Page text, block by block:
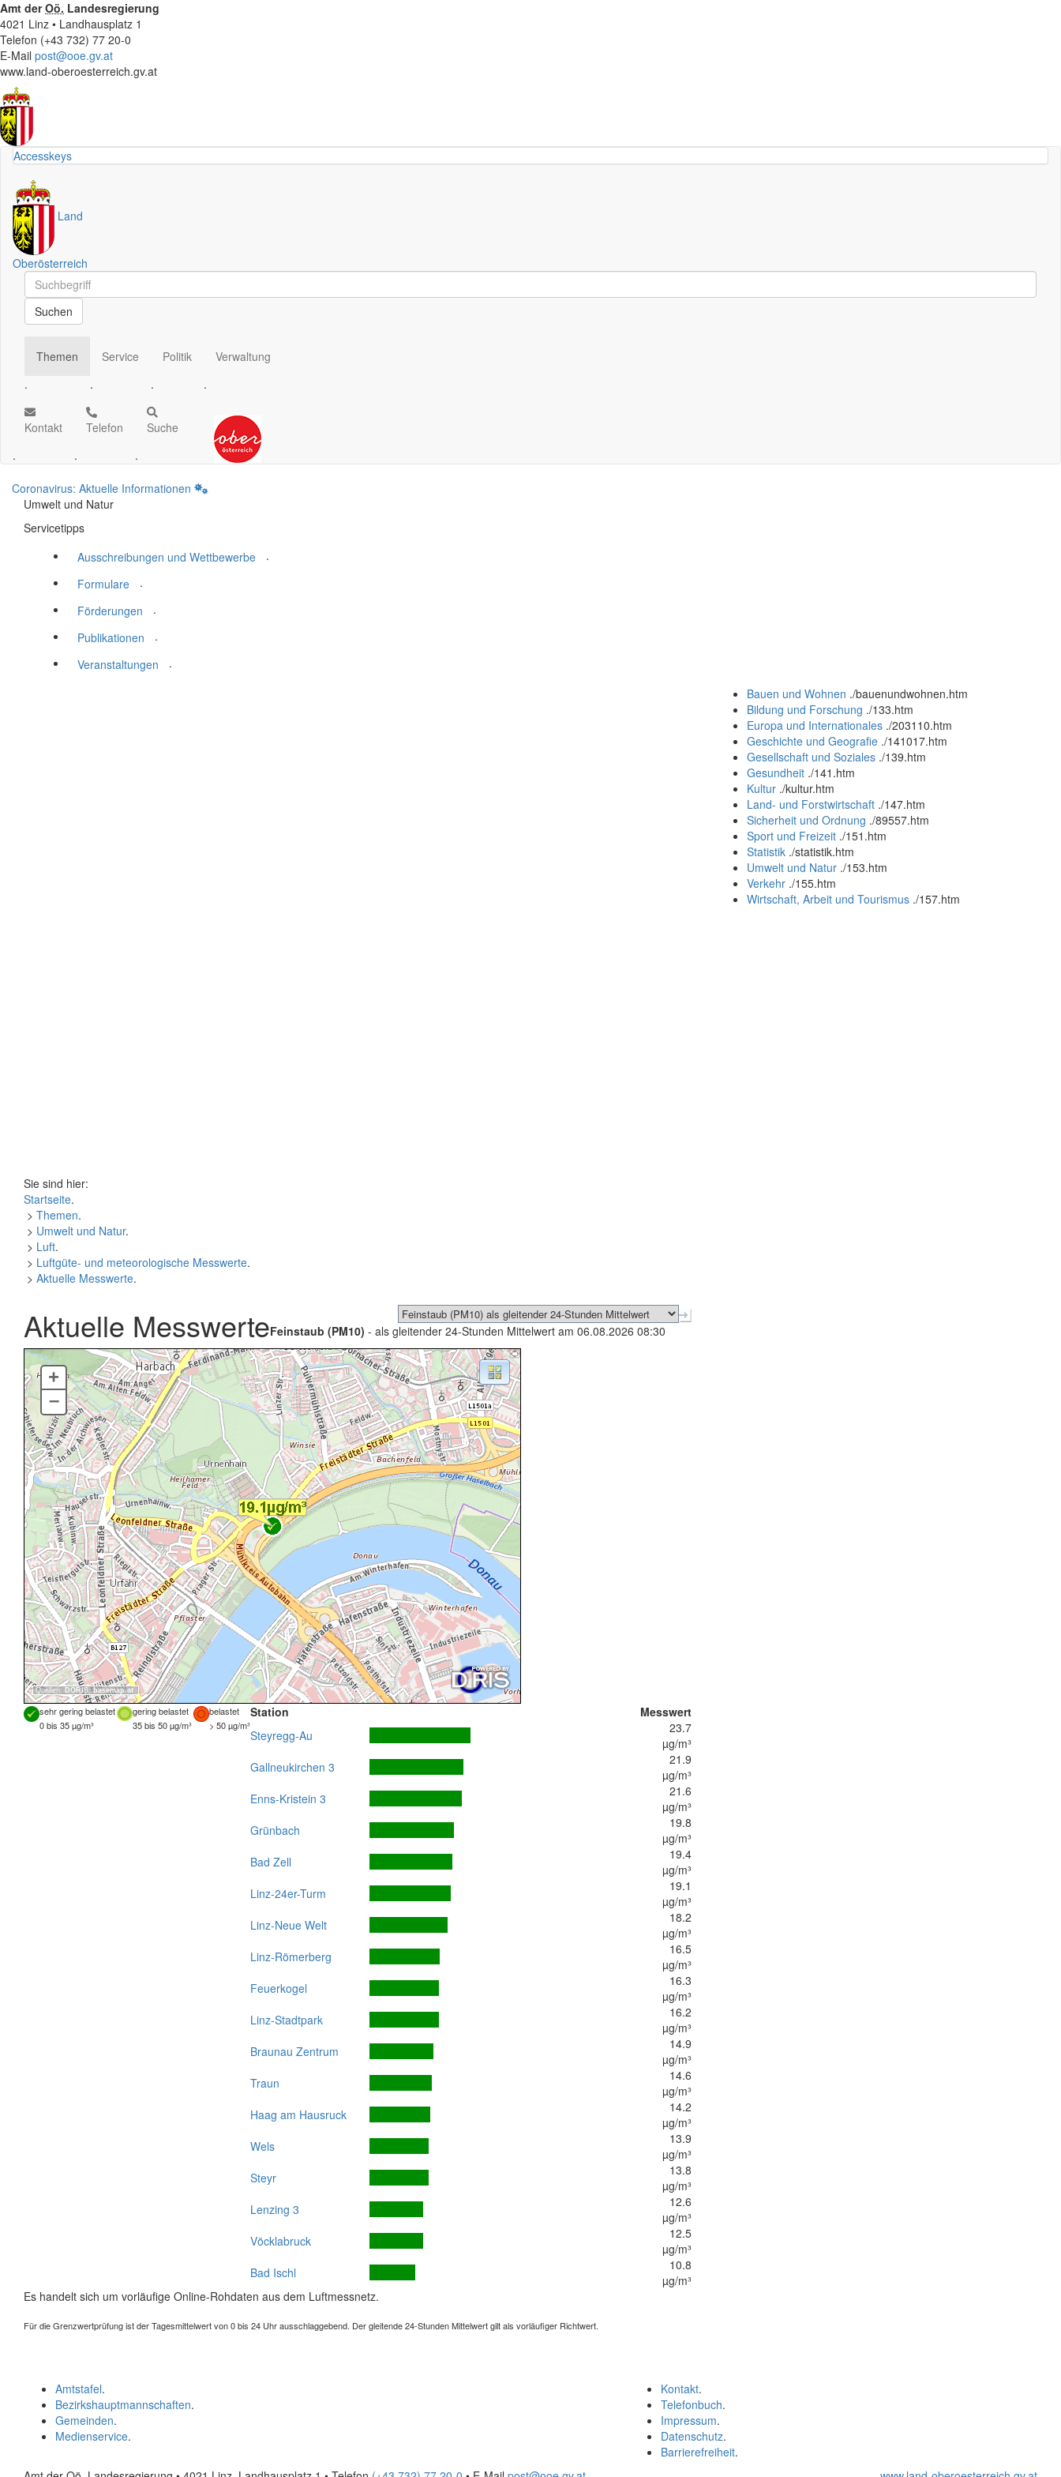
Amt derOö. Landesregierung
4021 Linz • Landhausplatz 1
Telefon (+43 732) 77 20-0
E-Mail post@ooe.gv.at
www.land-oberoesterreich.gv.at
Accesskeys
Land
Oberösterreich
Schnellsuche
Schnellsuche
Suchen
Themen
.
Service
.
Politik
.
Verwaltung
.
Kontakt
.
Telefon
.
Suche
.
Coronavirus: Aktuelle Informationen
Umwelt und Natur
Servicetipps
Ausschreibungen und Wettbewerbe
.
Formulare
.
Förderungen
.
Publikationen
.
Veranstaltungen
.
Bauen und Wohnen ./bauenundwohnen.htm
Bildung und Forschung ./133.htm
Europa und Internationales ./203110.htm
Geschichte und Geografie ./141017.htm
Gesellschaft und Soziales ./139.htm
Gesundheit ./141.htm
Kultur ./kultur.htm
Land- und Forstwirtschaft ./147.htm
Sicherheit und Ordnung ./89557.htm
Sport und Freizeit ./151.htm
Statistik ./statistik.htm
Umwelt und Natur ./153.htm
Verkehr ./155.htm
Wirtschaft, Arbeit und Tourismus ./157.htm
Sie sind hier:
Startseite.
> Themen.
> Umwelt und Natur.
> Luft.
> Luftgüte- und meteorologische Messwerte.
> Aktuelle Messwerte.
Aktuelle MesswerteFeinstaub (PM10) - als gleitender 24-Stunden Mittelwert am 06.08.2026 08:30
Quellen: DORIS,basemap.at
+
–
sehr gering belastet gering belastet
belastet
0 bis 35 µg/m³
35 bis 50 µg/m³ > 50 µg/m³
Station
Messwert
Steyregg-Au
23.7
µg/m³
Gallneukirchen 3
21.9
µg/m³
Enns-Kristein 3
21.6
µg/m³
Grünbach
19.8
µg/m³
Bad Zell
19.4
µg/m³
Linz-24er-Turm
19.1
µg/m³
Linz-Neue Welt
18.2
µg/m³
Linz-Römerberg
16.5
µg/m³
Feuerkogel
16.3
µg/m³
Linz-Stadtpark
16.2
µg/m³
Braunau Zentrum
14.9
µg/m³
Traun
14.6
µg/m³
Haag am Hausruck
14.2
µg/m³
Wels
13.9
µg/m³
Steyr
13.8
µg/m³
Lenzing 3
12.6
µg/m³
Vöcklabruck
12.5
µg/m³
Bad Ischl
10.8
µg/m³
Es handelt sich um vorläufige Online-Rohdaten aus dem Luftmessnetz.
Für die Grenzwertprüfung ist der Tagesmittelwert von 0 bis 24 Uhr ausschlaggebend. Der gleitende 24-Stunden Mittelwert gilt als vorläufiger Richtwert.
Kontakt.
Telefonbuch.
Impressum.
Datenschutz.
Barrierefreiheit.
Amtstafel.
Bezirkshauptmannschaften.
Gemeinden.
Medienservice.